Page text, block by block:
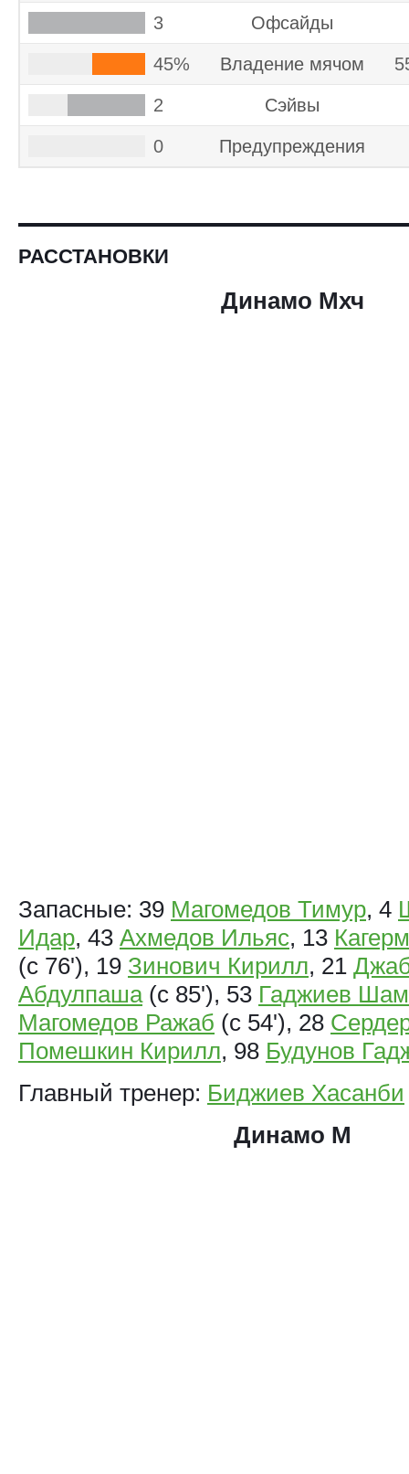
3 Офсайды
45% Владение мячом
2 Cэйвы
0 Предупреждения
РАССТАНОВКИ
Динамо Мхч
Запасные: 39 Магомедов Тимур, 4
Идар, 43 Ахмедов Ильяс, 13
(с 76'), 19 Зинович Кирилл, 21
Абдулпаша(с 85'), 53 Гаджиев
Магомедов Ражаб (с 54'), 28
Помешкин Кирилл, 98 Будунов
Главный тренер: Биджиев Хасанби
Динамо М